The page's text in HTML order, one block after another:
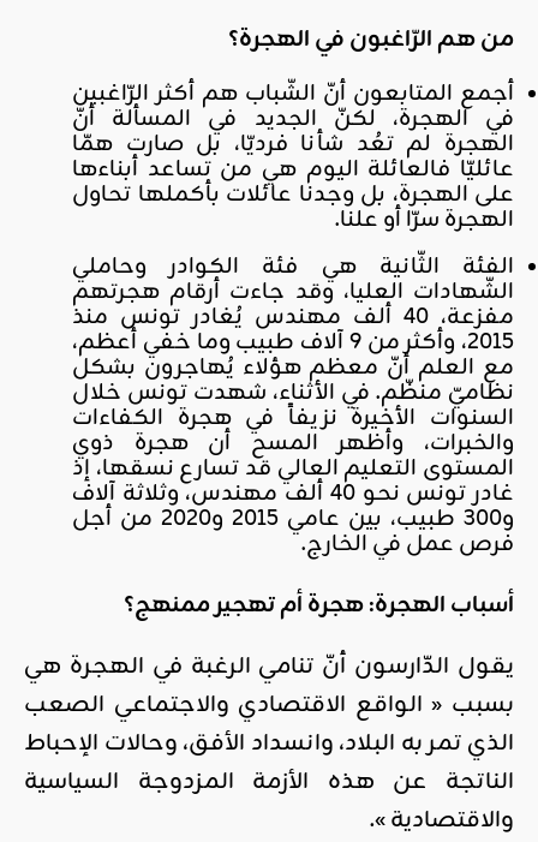
من هم الرّاغبون في الهجرة؟
أجمع المتابعون أنّ الشّباب هم أكثر الرّاغبين
في الهجرة، لكنّ الجديد في المسألة أنّ
الهجرة لم تعُد شأنا فرديّا، بل صارت همّا
عائليّا فالعائلة اليوم هي من تساعد أبناءها
على الهجرة، بل وجدنا عائلات بأكملها تحاول
الهجرة سرّا أو علنا.
الفئة الثّانية هي فئة الكوادر وحاملي
الشّهادات العليا، وقد جاءت أرقام هجرتهم
مفزعة، 40 ألف مهندس يُغادر تونس منذ
2015، وأكثر من 9 آلاف طبيب وما خفي أعظم،
مع العلم أنّ معظم هؤلاء يُهاجرون بشكل
نظاميّ منظّم. في الأثناء، شهدت تونس خلال
السنوات الأخيرة نزيفاً في هجرة الكفاءات
والخبرات، وأظهر المسح أن هجرة ذوي
المستوى التعليم العالي قد تسارع نسقها، إذ
غادر تونس نحو 40 ألف مهندس، وثلاثة آلاف
و300 طبيب، بين عامي 2015 و2020 من أجل
فرص عمل في الخارج.
أسباب الهجرة: هجرة أم تهجير ممنهج؟
يقول الدّارسون أنّ تنامي الرغبة في الهجرة هي
بسبب « الواقع الاقتصادي والاجتماعي الصعب
الذي تمر به البلاد، وانسداد الأفق، وحالات الإحباط
الناتجة عن هذه الأزمة المزدوجة السياسية
والاقتصادية ».